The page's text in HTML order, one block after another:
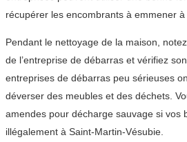
récupérer les encombrants à emmener à
Pendant le nettoyage de la maison,
de l’entreprise de débarras et vérifiez
entreprises de débarras peu sérieuses
déverser des meubles et des déchets.
amendes pour décharge sauvage si vos
illégalement à Saint-Martin-Vésubie.